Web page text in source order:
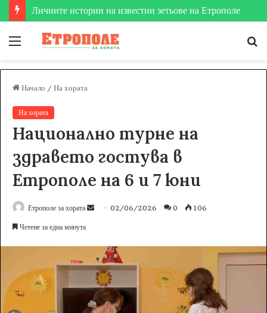
Личните истории на известни зетьове на Етрополе
Меню
Начало / На хората
На хората
Национално турне на
здравето гостува в
Етрополе на 6 и 7 юни
Етрополе за хората
a
n
e
m
02/06/2026 0 106
Четене за една минута